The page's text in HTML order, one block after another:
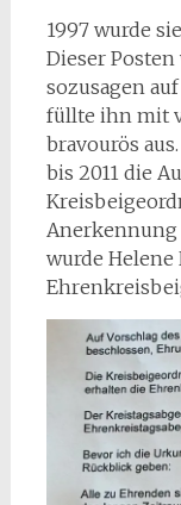
1997 wurde
Dieser
sozusagen
füllte ihn mit
bravourös
bis 2011 die
wurde